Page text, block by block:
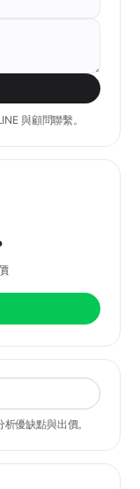
與顧問聯繫。
優缺點與出價。